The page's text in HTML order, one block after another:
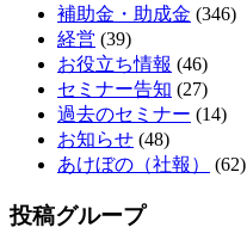
補助金・助成金 (346)
経営 (39)
お役立ち情報 (46)
セミナー告知 (27)
過去のセミナー (14)
お知らせ (48)
あけぼの（社報）
(62)
投稿グループ